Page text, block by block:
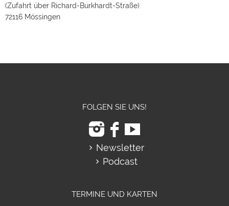
(Zufahrt über Richard-Burkhardt-Straße)
72116 Mössingen
FOLGEN SIE UNS!
Newsletter
Podcast
TERMINE UND KARTEN